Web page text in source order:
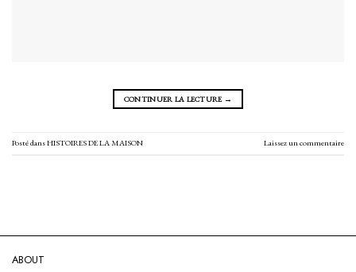
CONTINUER LA LECTURE →
Posté dansHISTOIRES DE LA MAISON Laissez un commentaire
ABOUT